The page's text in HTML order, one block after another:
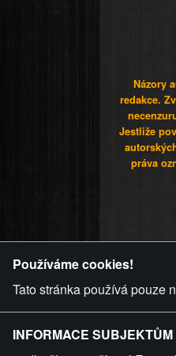
Názory
redakce.
Jestliže
práva
Používáme cookies!
Tato stránka používá pouze
INFORMACE